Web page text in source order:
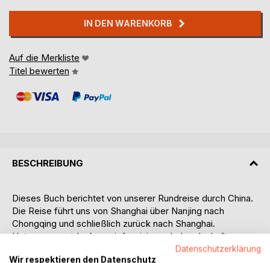
IN DEN WARENKORB
Auf die Merkliste
Titel bewerten
BESCHREIBUNG
Dieses Buch berichtet von unserer Rundreise durch China.
Die Reise führt uns von Shanghai über Nanjing nach
Chongqing und schließlich zurück nach Shanghai.
Unterwegs entdecken wir faszinierende Landschaften,
beeindruckende Städte und die vielfältige Kultur eines
Datenschutzerklärung
Wir respektieren den Datenschutz